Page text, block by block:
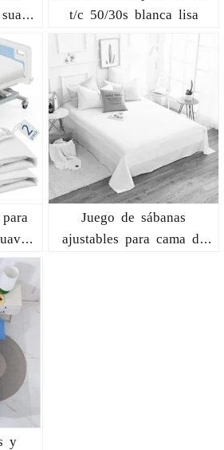
t/c 50/30s blanca lisa
Juego de sábanas
ajustables para cama de
y